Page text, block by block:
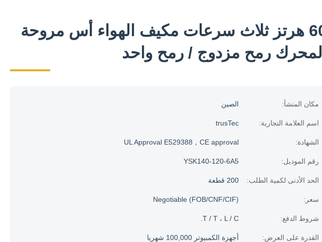
60 هرتز ثلاث سرعات مكيف الهواء أس مروحة
المحرك رمح مزدوج / رمح واحد
مكان المنشأ: الصين
اسم العلامة التجارية: trusTec
الشهادة: UL Approval E529388，CE approval
رقم الموديل: YSK140-120-6A5
الحد الأدنى لكمية الطلب: 200 قطعة
سعر: Negotiable (FOB/CNF/CIF)
شروط الدفع: T / T ، L / C.
القدرة على العرض: أجهزة الكمبيوتر 100,000 شهريا